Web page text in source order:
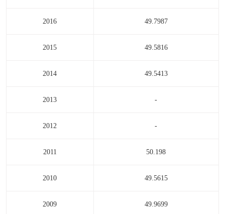
2016 49.7987
2015 49.5816
2014 49.5413
2013 -
2012 -
2011 50.198
2010 49.5615
2009 49.9699